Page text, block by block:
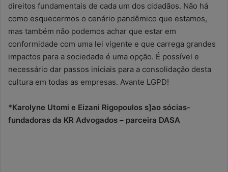
direitos fundamentais de cada um dos cidadãos. Não há
como esquecermos o cenário pandêmico que estamos,
mas também não podemos achar que estar em
conformidade com uma lei vigente e que carrega grandes
impactos para a sociedade é uma opção. É possível e
necessário dar passos iniciais para a consolidação desta
cultura em todas as empresas. Avante LGPD!
*Karolyne Utomi e Eizani Rigopoulos s]ao sócias-
fundadoras da KR Advogados – parceira DASA